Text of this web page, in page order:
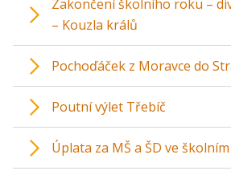
Zakončení školního roku –
– Kouzla králů
Pochoďáček z Moravce do
Poutní výlet Třebíč
Úplata za MŠ a ŠD ve